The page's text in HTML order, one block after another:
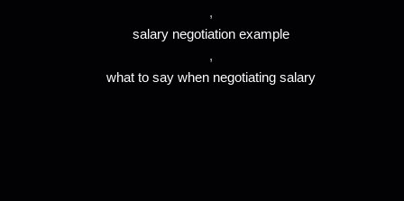
,
salary negotiation example
,
what to say when negotiating salary